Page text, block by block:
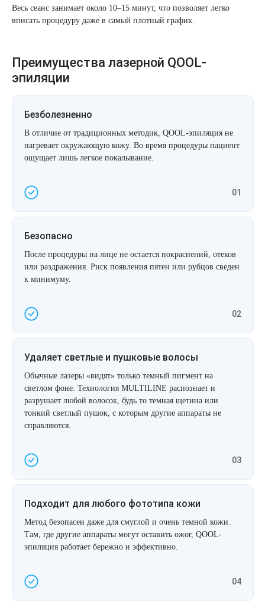
Весь сеанс занимает около 10–15 минут, что позволяет легко
вписать процедуру даже в самый плотный график.
Преимущества лазерной QOOL-
эпиляции
Безболезненно
В отличие от традиционных методик, QOOL-эпиляция не
нагревает окружающую кожу. Во время процедуры пациент
ощущает лишь легкое покалывание.
01
Безопасно
После процедуры на лице не остается покраснений, отеков
или раздражения. Риск появления пятен или рубцов сведен
к минимуму.
02
Удаляет светлые и пушковые волосы
Обычные лазеры «видят» только темный пигмент на
светлом фоне. Технология MULTILINE распознает и
разрушает любой волосок, будь то темная щетина или
тонкий светлый пушок, с которым другие аппараты не
справляются.
03
Подходит для любого фототипа кожи
Метод безопасен даже для смуглой и очень темной кожи.
Там, где другие аппараты могут оставить ожог, QOOL-
эпиляция работает бережно и эффективно.
04